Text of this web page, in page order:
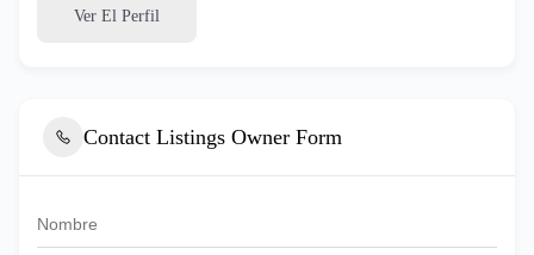
Ver El Perfil
Contact Listings Owner Form